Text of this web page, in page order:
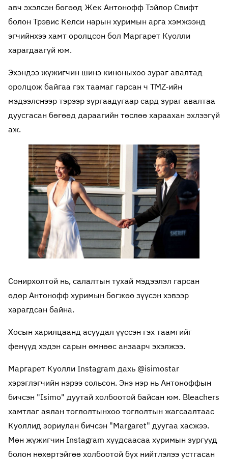
авч эхэлсэн бөгөөд Жек Антонофф Тэйлор Свифт
болон Трэвис Келси нарын хуримын арга хэмжээнд
эгчийнхээ хамт оролцсон бол Маргарет Куолли
харагдаагүй юм.
Эхэндээ жүжигчин шинэ киноныхоо зураг авалтад
оролцож байгаа гэх таамаг гарсан ч TMZ-ийн
мэдээлснээр тэрээр зургаадугаар сард зураг авалтаа
дуусгасан бөгөөд дараагийн төслөө хараахан эхлээгүй
аж.
Сонирхолтой нь, салалтын тухай мэдээлэл гарсан
өдөр Антонофф хуримын бөгжөө зүүсэн хэвээр
харагдсан байна.
Хосын харилцаанд асуудал үүссэн гэх таамгийг
фенүүд хэдэн сарын өмнөөс анзаарч эхэлжээ.
Маргарет Куолли Instagram дахь @isimostar
хэрэглэгчийн нэрээ сольсон. Энэ нэр нь Антоноффын
бичсэн "Isimo" дуутай холбоотой байсан юм. Bleachers
хамтлаг аялан тоглолтынхоо тоглолтын жагсаалтаас
Куоллид зориулан бичсэн "Margaret" дуугаа хасжээ.
Мөн жүжигчин Instagram хуудсаасаа хуримын зургууд
болон нөхөртэйгөө холбоотой бүх нийтлэлээ устгасан